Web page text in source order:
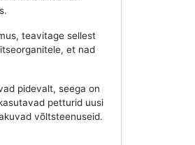
teavitage sellest
et nad
pidevalt, seega on
petturid uusi
võltsteenuseid.